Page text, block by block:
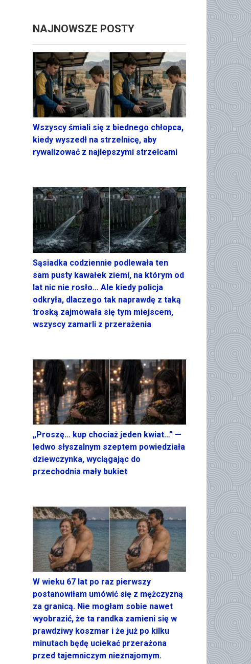
NAJNOWSZE POSTY
Wszyscy śmiali się z biednego chłopca,
kiedy wyszedł na strzelnicę, aby
rywalizować z najlepszymi strzelcami
Sąsiadka codziennie podlewała ten
sam pusty kawałek ziemi, na którym od
lat nic nie rosło… Ale kiedy policja
odkryła, dlaczego tak naprawdę z taką
troską zajmowała się tym miejscem,
wszyscy zamarli z przerażenia
„Proszę… kup chociaż jeden kwiat…” —
ledwo słyszalnym szeptem powiedziała
dziewczynka, wyciągając do
przechodnia mały bukiet
W wieku 67 lat po raz pierwszy
postanowiłam umówić się z mężczyzną
za granicą. Nie mogłam sobie nawet
wyobrazić, że ta randka zamieni się w
prawdziwy koszmar i że już po kilku
minutach będę uciekać przerażona
przed tajemniczym nieznajomym.